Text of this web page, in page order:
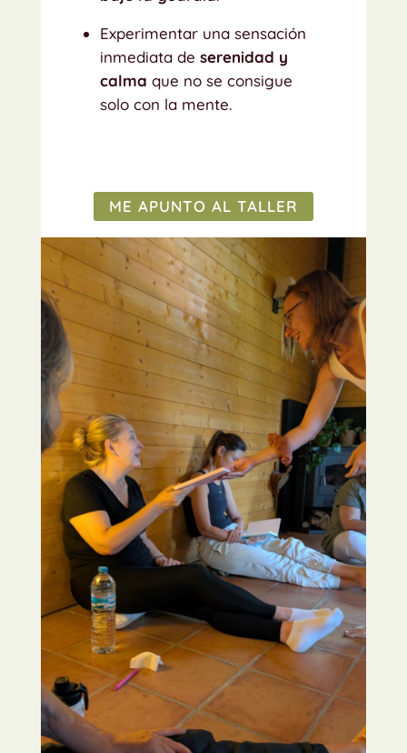
Experimentar una sensación
inmediata de serenidad y
calma que no se consigue
solo con la mente.
ME APUNTO AL TALLER